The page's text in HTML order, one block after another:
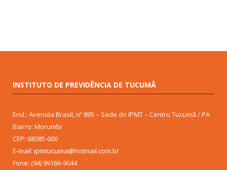
INSTITUTO DE PREVIDÊNCIA DE TUCUMÃ
End.: Avenida Brasil, nº 895 – Sede do IPMT – Centro Tucumã / PA
Bairro: Morumbi
CEP: 68385-000
E-mail: ipmtucuma@hotmail.com.br
Fone: (94) 99166-9044